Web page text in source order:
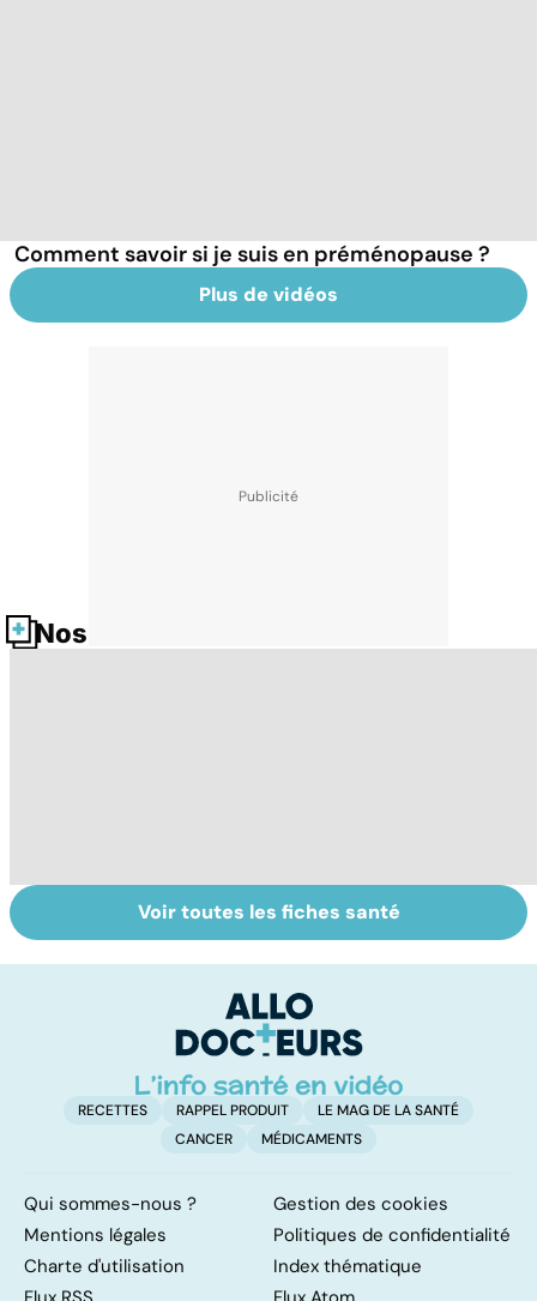
Comment savoir si je suis en préménopause ?
Plus de vidéos
Nos fiches santé
Tout savoir sur le
cerveau
Staphylocoque
doré : une
surveillance
Voir toutes les fiches santé
RECETTES RAPPEL PRODUIT
LE MAG DE LA SANTÉ
CANCER
MÉDICAMENTS
Qui sommes-nous ?
Gestion des cookies
Mentions légales
Politiques de confidentialité
Charte d'utilisation
Index thématique